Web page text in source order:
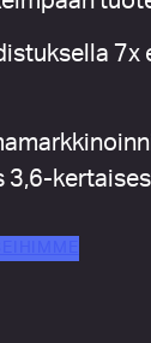
7x
3,6-